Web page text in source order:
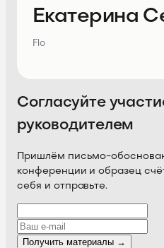
Екатерина
Flo
Согласуйте
руководителем
Пришлём письмо-
конференции и образец
себя и отправьте.
Получить материалы →